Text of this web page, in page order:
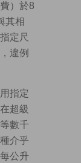
）於8
其相
定尺
違例
指定
超級
數千
介乎
公升